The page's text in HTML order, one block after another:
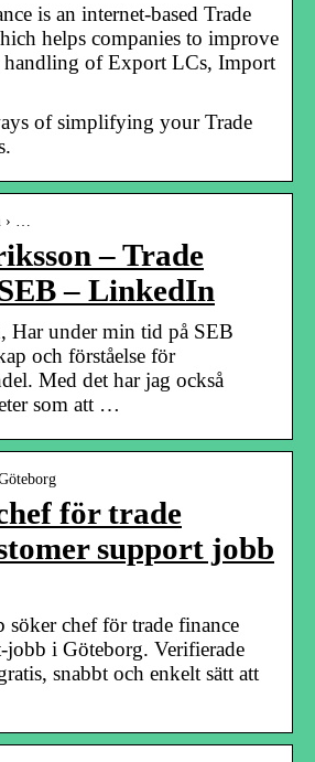
is an internet-based Trade
helps companies to improve
handling of Export LCs, Import
of simplifying your Trade
› …
– Trade
– LinkedIn
Har under min tid på SEB
och förståelse för
Med det har jag också
som att …
för trade
support jobb
söker chef för trade finance
jobb i Göteborg. Verifierade
snabbt och enkelt sätt att